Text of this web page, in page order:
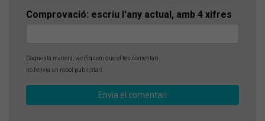
Comprovació: escriu l'any actual, amb 4 xifres
D'aquesta manera, verifiquem que el teu comentari
no l'envia un robot publicitari.